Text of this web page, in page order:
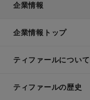
企業情報
企業情報トップ
ティファールについて
ティファールの歴史